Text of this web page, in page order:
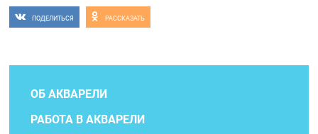
ПОДЕЛИТЬСЯ РАССКАЗАТЬ
ОБ АКВАРЕЛИ
РАБОТА В АКВАРЕЛИ